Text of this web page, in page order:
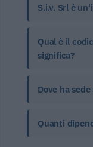
S.i.v. Srl è
Qual è il
significa?
Dove ha sede
Quanti